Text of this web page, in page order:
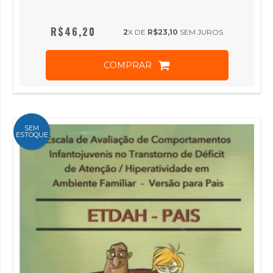
R$46,20 2X DE R$23,10 SEM JUROS
COMPRAR
SEM
ESTOQUE